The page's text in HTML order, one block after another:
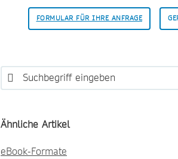
FORMULAR FÜR IHRE ANFRAGE
Ähnliche Artikel
eBook-Formate